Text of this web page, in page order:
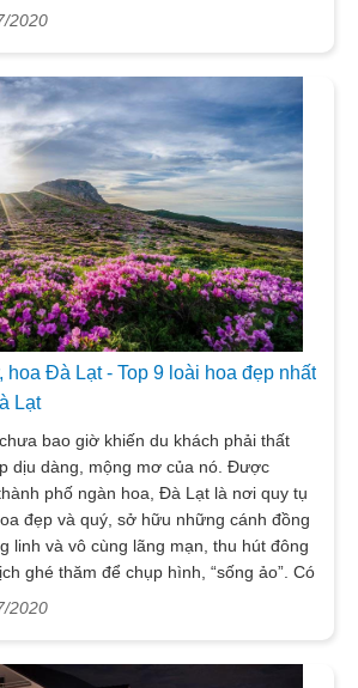
sáng cả thung lũng Trại Mát, hay màu
hơn vẻ đẹp của thành phố Đà Lạt về
Travel xin giới thiệu đến du khách top 5
view đẹp nhất trong bài viết dưới đây.
2020
hoa Đà Lạt - Top 9 loài hoa đẹp nhất
Lạt
bao giờ khiến du khách phải thất
dịu dàng, mộng mơ của nó. Được
phố ngàn hoa, Đà Lạt là nơi quy tụ
đẹp và quý, sở hữu những cánh đồng
linh và vô cùng lãng mạn, thu hút đông
ghé thăm để chụp hình, “sống ảo”. Có
Lạt, ghé thăm một lần những vườn
điểm danh những sắc hoa được yêu
2020